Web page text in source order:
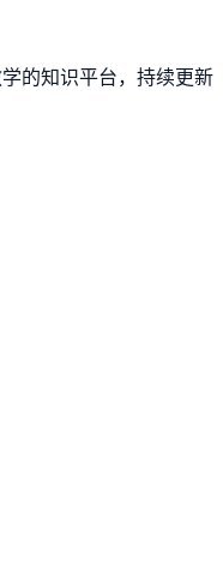
的知识平台，持续更新